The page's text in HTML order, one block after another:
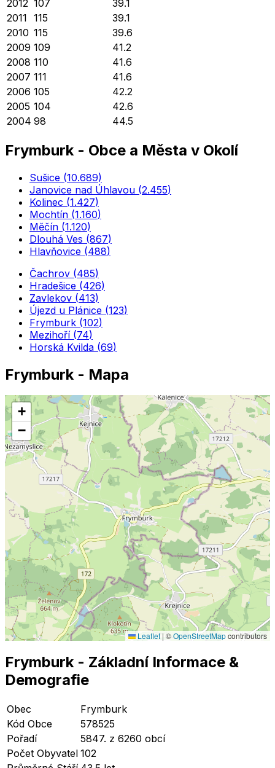
2012 107
39.1
2011 115
39.1
2010 115
39.6
2009 109
41.2
2008 110
41.6
2007 111
41.6
2006 105
42.2
2005 104
42.6
2004 98 44.5
Frymburk - Obce a Města v Okolí
Sušice (10.689)
Janovice nad Úhlavou (2.455)
Kolinec (1.427)
Mochtín (1.160)
Měčín (1.120)
Dlouhá Ves (867)
Hlavňovice (488)
Čachrov (485)
Hradešice (426)
Zavlekov (413)
Újezd u Plánice (123)
Frymburk (102)
Mezihoří(74)
Horská Kvilda (69)
Frymburk - Mapa
+
−
Leaflet | ©OpenStreetMapcontributors
Frymburk- Základní Informace &
Demografie
Obec
Frymburk
Kód Obce
578525
Pořadí
5847. z 6260 obcí
Počet Obyvatel 102